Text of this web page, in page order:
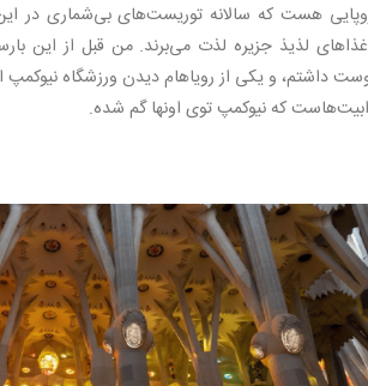
هست که سالانه توریست‌های بی‌شماری در
لذیذ جزیره لذت می‌برند. من قبل از این
داشتم، و یکی از رویاهام دیدن ورزشگاه
که نیوکمپ توی اونها گم شده.